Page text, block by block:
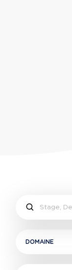
DOMAINE